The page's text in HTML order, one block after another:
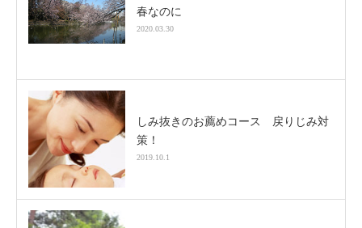
春なのに
2020.03.30
しみ抜きのお薦めコース 戻りじみ対
策！
2019.10.1